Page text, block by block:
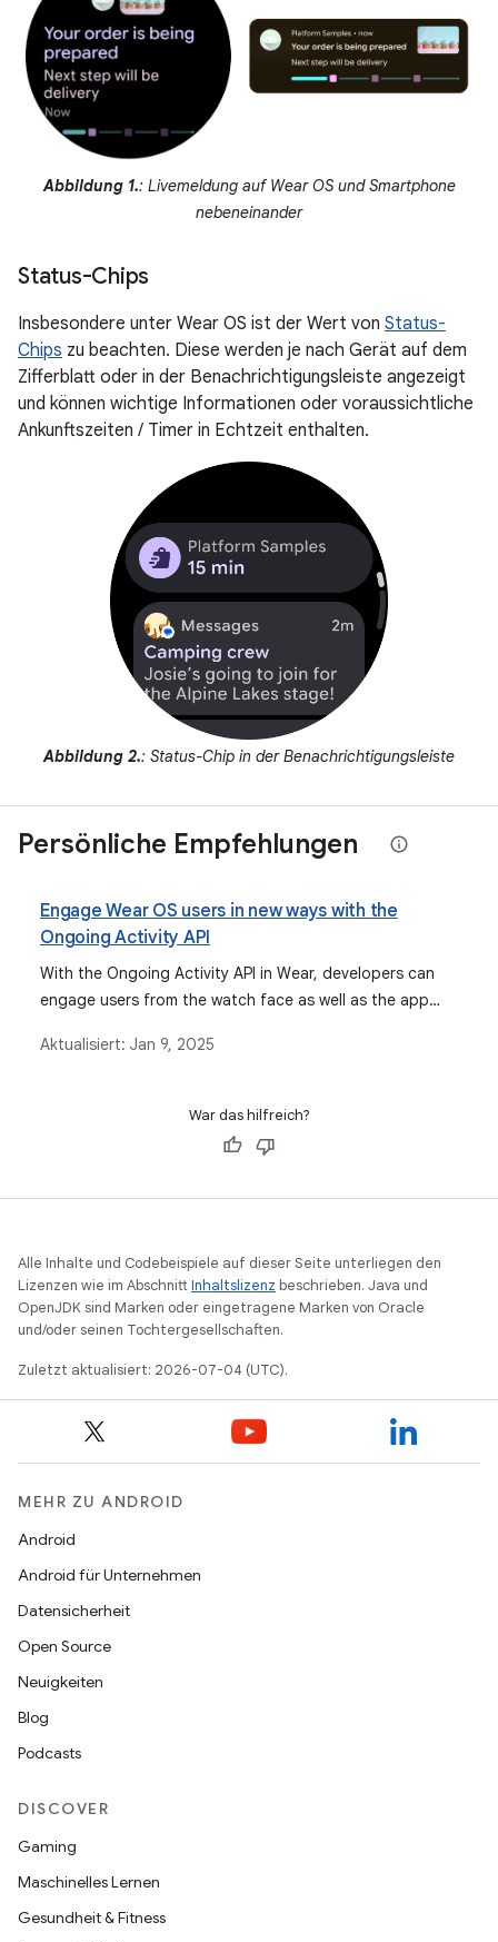
Abbildung 1.: Livemeldung auf Wear OS und Smartphone
nebeneinander
Status-Chips
Insbesondere unter Wear OS ist der Wert von Status-
Chips zu beachten. Diese werden je nach Gerät auf dem
Zifferblatt oder in der Benachrichtigungsleiste angezeigt
und können wichtige Informationen oder voraussichtliche
Ankunftszeiten / Timer in Echtzeit enthalten.
Abbildung 2.: Status-Chip in der Benachrichtigungsleiste
Persönliche Empfehlungen
Engage Wear OS users in new ways with the
Ongoing Activity API
With the Ongoing Activity API in Wear, developers can
engage users from the watch face as well as the app
users to jump back into the app for important activities
Aktualisiert: Jan 9, 2025
War das hilfreich?
Alle Inhalte und Codebeispiele auf dieser Seite unterliegen den
Lizenzen wie im AbschnittInhaltslizenz beschrieben. Java und
OpenJDK sind Marken oder eingetragene Marken von Oracle
und/oder seinen Tochtergesellschaften.
Zuletzt aktualisiert: 2026-07-04 (UTC).
MEHR ZU ANDROID
Android
Android für Unternehmen
Datensicherheit
Open Source
Neuigkeiten
Blog
Podcasts
DISCOVER
Gaming
Maschinelles Lernen
Gesundheit & Fitness